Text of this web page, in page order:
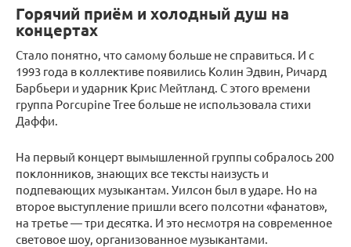
Горячий приём и холодный душ на
концертах
Стало понятно, что самому больше не справиться. И с
1993 года в коллективе появились Колин Эдвин, Ричард
Барбьери и ударник Крис Мейтланд. С этого времени
группа Porcupine Tree больше не использовала стихи
Даффи.
На первый концерт вымышленной группы собралось 200
поклонников, знающих все тексты наизусть и
подпевающих музыкантам. Уилсон был в ударе. Но на
второе выступление пришли всего полсотни «фанатов»,
на третье — три десятка. И это несмотря на современное
световое шоу, организованное музыкантами.